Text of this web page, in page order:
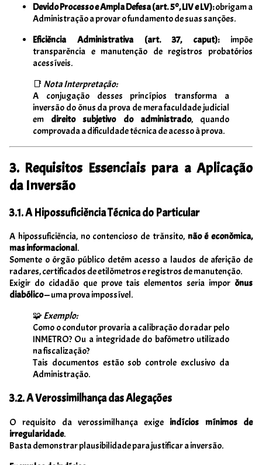
Devido Processo e Ampla Defesa (art. 5º, LIV e LV):obrigam a
Administração a provar o fundamento de suas sanções.
Eficiência Administrativa (art. 37, caput):impõe
transparência e manutenção de registros probatórios
acessíveis.
📑 Nota Interpretação:
A conjugação desses princípios transforma a
inversão do ônus da prova de mera faculdade judicial
em direito subjetivo do administrado, quando
comprovada a dificuldade técnica de acesso à prova.
3. Requisitos Essenciais para a Aplicação
da Inversão
3.1. A Hipossuficiência Técnica do Particular
A hipossuficiência, no contencioso de trânsito, não é econômica,
mas informacional.
Somente o órgão público detém acesso a laudos de aferição de
radares, certificados de etilômetros e registros de manutenção.
Exigir do cidadão que prove tais elementos seria impor ônus
diabólico— uma prova impossível.
🧩 Exemplo:
Como o condutor provaria a calibração do radar pelo
INMETRO? Ou a integridade do bafômetro utilizado
na fiscalização?
Tais documentos estão sob controle exclusivo da
Administração.
3.2. A Verossimilhança das Alegações
O requisito da verossimilhança exige indícios mínimos de
irregularidade.
Basta demonstrar plausibilidade para justificar a inversão.